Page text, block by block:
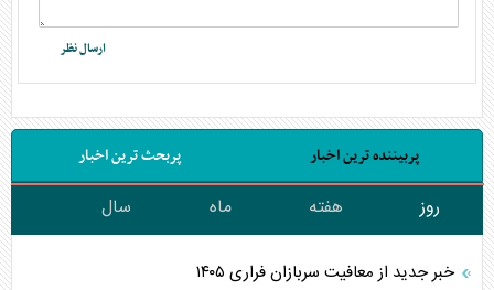
پربیننده ترین اخبار پربحث ترین اخبار
روز هفته ماه سال
خبر جدید از معافیت سربازان فراری ۱۴۰۵